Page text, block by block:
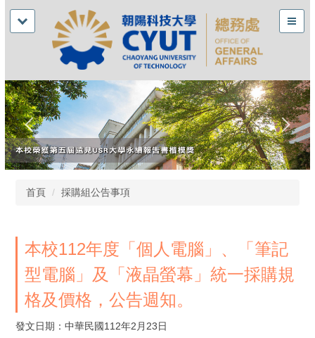
首頁 採購組公告事項
本校112年度「個人電腦」、「筆記
型電腦」及「液晶螢幕」統一採購規
格及價格，公告週知。
發文日期：中華民國112年2月23日